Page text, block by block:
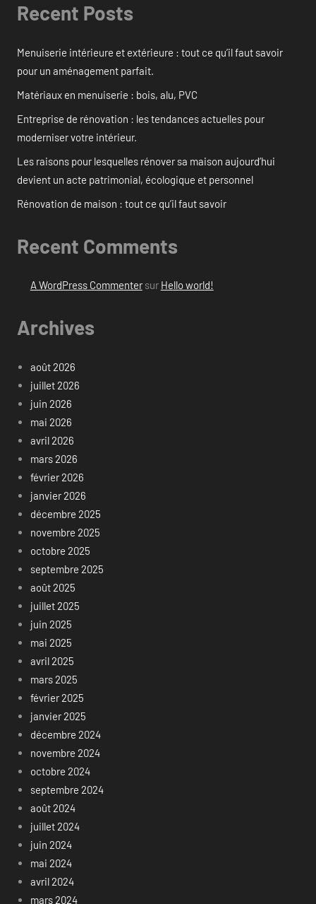
Recent Posts
Menuiserie intérieure et extérieure : tout ce qu’il faut savoir
pour un aménagement parfait.
Matériaux en menuiserie : bois, alu, PVC
Entreprise de rénovation : les tendances actuelles pour
moderniser votre intérieur.
Les raisons pour lesquelles rénover sa maison aujourd’hui
devient un acte patrimonial, écologique et personnel
Rénovation de maison : tout ce qu’il faut savoir
Recent Comments
A WordPress Commentersur Hello world!
Archives
août 2026
juillet 2026
juin 2026
mai 2026
avril 2026
mars 2026
février 2026
janvier 2026
décembre 2025
novembre 2025
octobre 2025
septembre 2025
août 2025
juillet 2025
juin 2025
mai 2025
avril 2025
mars 2025
février 2025
janvier 2025
décembre 2024
novembre 2024
octobre 2024
septembre 2024
août 2024
juillet 2024
juin 2024
mai 2024
avril 2024
mars 2024